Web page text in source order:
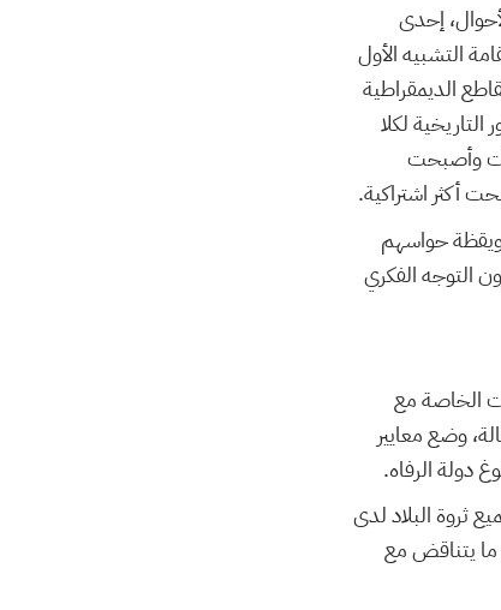
إحدى
التشبيه الأول
الديمقراطية
لكلا
وأصبحت
أكثر اشتراكية.
ويقظة حواسهم
التوجه الفكري
الخاصة مع
وضع معايير
دولة الرفاه.
ثروة البلاد لدى
ما يتناقض مع